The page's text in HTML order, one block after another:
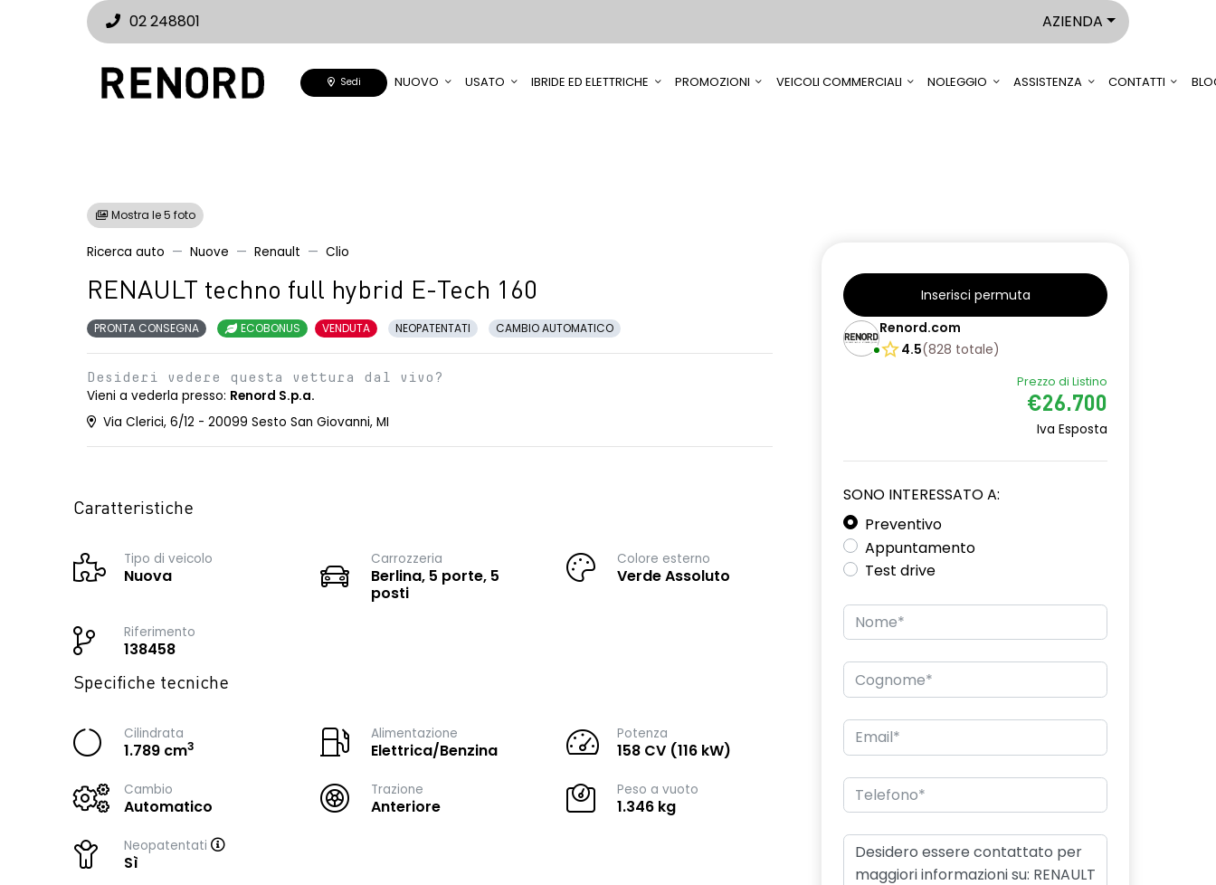
02 248801 AZIENDA
Sedi NUOVO USATO IBRIDE ED ELETTRICHE PROMOZIONI VEICOLI COMMERCIALI NOLEGGIO ASSISTENZA CONTATTI
Mostra le 5 foto
Ricerca auto Nuove Renault Clio
RENAULT techno full hybrid E-Tech 160
PRONTA CONSEGNA ECOBONUS VENDUTA NEOPATENTATI CAMBIO AUTOMATICO
Desideri vedere questa vettura dal vivo?
Vieni a vederla presso: Renord S.p.a.
Via Clerici, 6/12 - 20099 Sesto San Giovanni, MI
Caratteristiche
Tipo di veicolo
Nuova
Carrozzeria
Berlina, 5 porte, 5
posti
Colore esterno
Verde Assoluto
Riferimento
138458
Specifiche tecniche
Cilindrata
1.789 cm3
Alimentazione
Elettrica/Benzina
Potenza
158 CV (116 kW)
Cambio
Automatico
Trazione
Anteriore
Peso a vuoto
1.346 kg
Neopatentati
Sì
Inserisci permuta
Renord.com
4.5(828 totale)
Prezzo di Listino
€26.700
Iva Esposta
SONO INTERESSATO A:
Preventivo
Appuntamento
Test drive